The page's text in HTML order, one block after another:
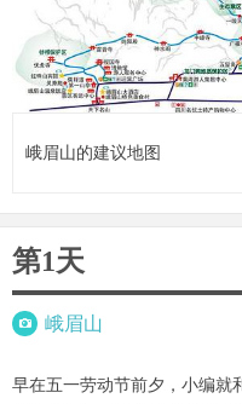
峨眉山的建议地图
第1天
 峨眉山
早在五一劳动节前夕，小编就